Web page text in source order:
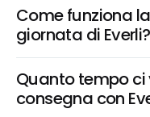
Come funziona
giornata di Everli?
Quanto tempo ci
consegna con